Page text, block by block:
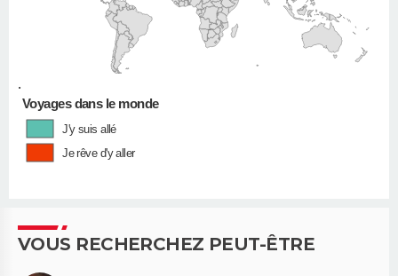
•
Voyages dans le monde
J'y suis allé
Je rêve d'y aller
VOUS RECHERCHEZ PEUT-ÊTRE